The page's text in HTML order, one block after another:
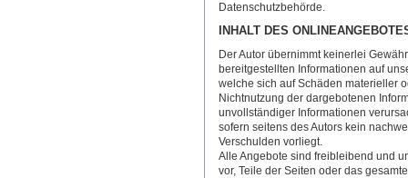
Datenschutzbehörde.
INHALT DES
Der Autor übernimmt keinerlei
bereitgestellten Informationen auf
welche sich auf Schäden materieller
Nichtnutzung der dargebotenen
unvollständiger Informationen
sofern seitens des Autors kein
Verschulden vorliegt.
Alle Angebote sind freibleibend und
vor, Teile der Seiten oder das